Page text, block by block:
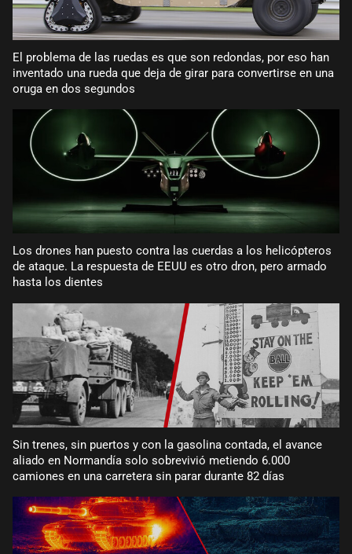
El problema de las ruedas es que son redondas, por eso han
inventado una rueda que deja de girar para convertirse en una
oruga en dos segundos
Los drones han puesto contra las cuerdas a los helicópteros
de ataque. La respuesta de EEUU es otro dron, pero armado
hasta los dientes
Sin trenes, sin puertos y con la gasolina contada, el avance
aliado en Normandía solo sobrevivió metiendo 6.000
camiones en una carretera sin parar durante 82 días